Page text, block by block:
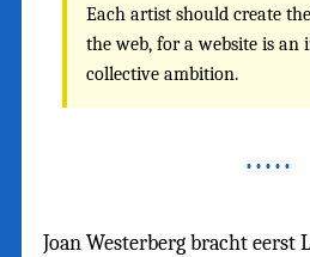
Each artist should create
the web, for a website is
collective ambition.
Joan Westerberg bracht eerst